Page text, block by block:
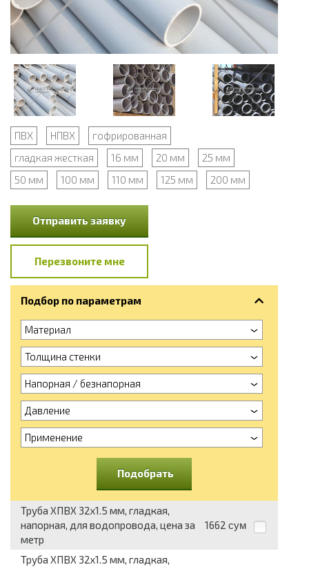
ПВХ НПВХ
гофрированная
гладкая жесткая
16 мм 20 мм
25 мм
50 мм
100 мм 110 мм 125 мм 200 мм
Отправить заявку
Перезвоните мне
Подбор по параметрам
Материал
Толщина стенки
Напорная / безнапорная
Давление
Применение
Подобрать
Труба ХПВХ 32x1.5 мм, гладкая,
напорная, для водопровода, цена за
метр
1662 сум
Труба ХПВХ 32x1.5 мм, гладкая,